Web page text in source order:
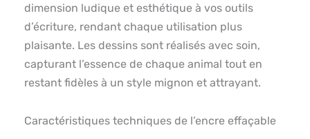
dimension ludique et esthétique à vos outils
d’écriture, rendant chaque utilisation plus
plaisante. Les dessins sont réalisés avec soin,
capturant l’essence de chaque animal tout en
restant fidèles à un style mignon et attrayant.
Caractéristiques techniques de l’encre effaçable